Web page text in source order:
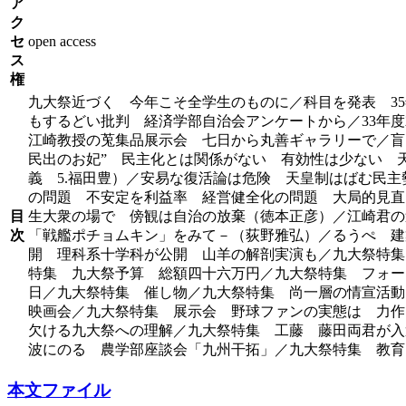
ク
セ
ス
権
open access
目
次
九大祭近づく 今年こそ全学生のものに／科目を発表
もするどい批判 経済学部自治会アンケートから／33
江崎教授の莵集品展示会 七日から丸善ギャラリーで／
民出のお妃” 民主化とは関係がない 有効性は少ない
義 5.福田豊）／安易な復活論は危険 天皇制はばむ民
の問題 不安定を利益率 経営健全化の問題 大局的見
生大衆の場で 傍観は自治の放棄（徳本正彦）／江崎君
「戦艦ポチョムキン」をみて－（荻野雅弘）／るう
開 理科系十学科が公開 山羊の解剖実演も／九大祭特
特集 九大祭予算 総額四十六万円／九大祭特集 フォ
日／九大祭特集 催し物／九大祭特集 尚一層の情宣
映画会／九大祭特集 展示会 野球ファンの実態は 力
欠ける九大祭への理解／九大祭特集 工藤 藤田両君が
波にのる 農学部座談会「九州干拓」／九大祭特集 教
本文ファイル